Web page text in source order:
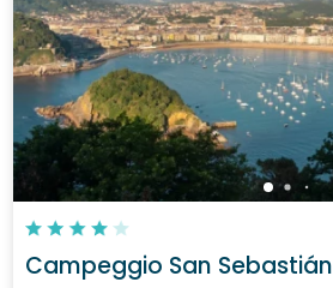
Campeggio San Sebastián